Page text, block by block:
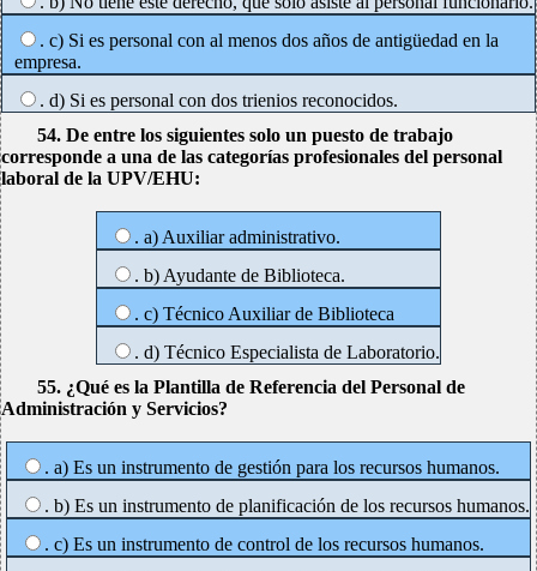
. c) Si es personal con al menos dos años de antigüedad en la
empresa.
. d) Si es personal con dos trienios reconocidos.
54. De entre los siguientes solo un puesto de trabajo
corresponde a una de las categorías profesionales del personal
laboral de la UPV/EHU:
. a) Auxiliar administrativo.
. b) Ayudante de Biblioteca.
. c) Técnico Auxiliar de Biblioteca
. d) Técnico Especialista de Laboratorio.
55. ¿Qué es la Plantilla de Referencia del Personal de
Administración y Servicios?
. a) Es un instrumento de gestión para los recursos humanos.
. b) Es un instrumento de planificación de los recursos humanos.
. c) Es un instrumento de control de los recursos humanos.